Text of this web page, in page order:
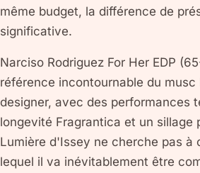
même budget, la différence de
significative.
Narciso Rodriguez For Her EDP
référence incontournable du
designer, avec des performances
longevité Fragrantica et un sillage
Lumière d'Issey ne cherche pas à
lequel il va inévitablement être